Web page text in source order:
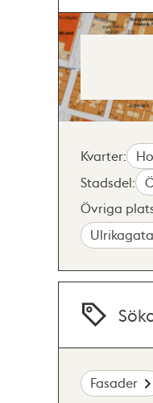
Kvarter:
Stadsdel:
Övriga
Fasader